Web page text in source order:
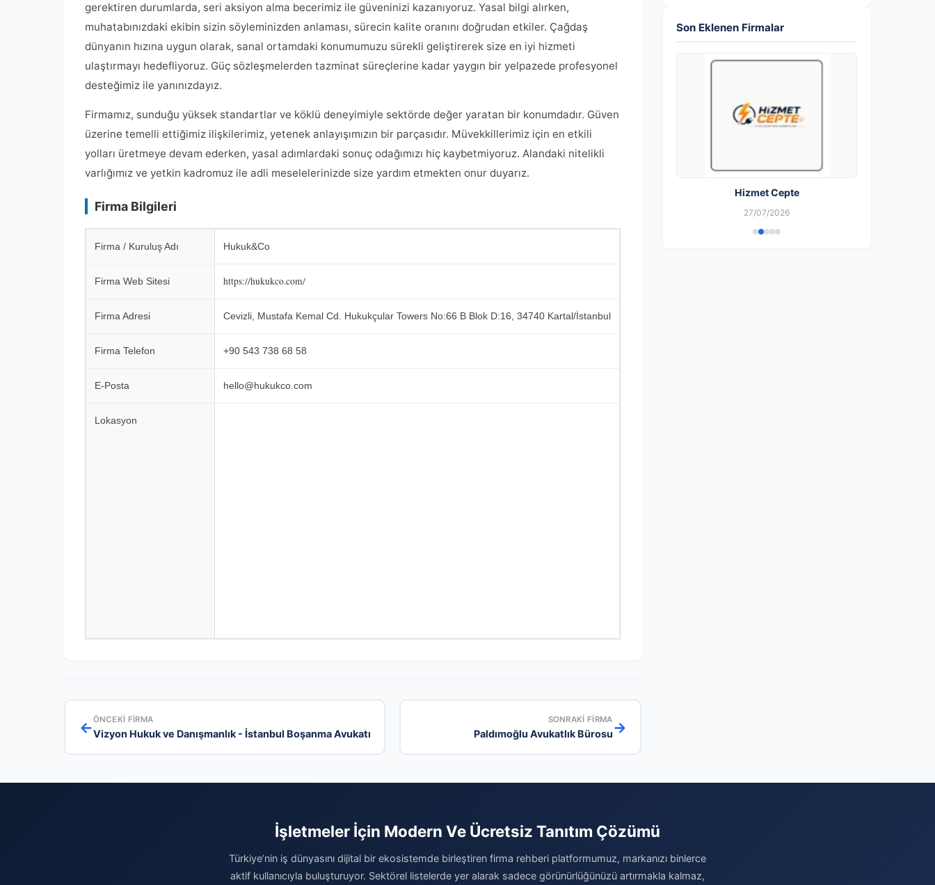
gerektiren durumlarda, seri aksiyon alma becerimiz ile güveninizi kazanıyoruz. Yasal bilgi alırken,
muhatabınızdaki ekibin sizin söyleminizden anlaması, sürecin kalite oranını doğrudan etkiler. Çağdaş
dünyanın hızına uygun olarak, sanal ortamdaki konumumuzu sürekli geliştirerek size en iyi hizmeti
ulaştırmayı hedefliyoruz. Güç sözleşmelerden tazminat süreçlerine kadar yaygın bir yelpazede profesyonel
desteğimiz ile yanınızdayız.
Firmamız, sunduğu yüksek standartlar ve köklü deneyimiyle sektörde değer yaratan bir konumdadır. Güven
üzerine temelli ettiğimiz ilişkilerimiz, yetenek anlayışımızın bir parçasıdır. Müvekkillerimiz için en etkili
yolları üretmeye devam ederken, yasal adımlardaki sonuç odağımızı hiç kaybetmiyoruz. Alandaki nitelikli
varlığımız ve yetkin kadromuz ile adli meselelerinizde size yardım etmekten onur duyarız.
Firma Bilgileri
Firma / Kuruluş Adı Hukuk&Co
Firma Web Sitesi https://hukukco.com/
Firma Adresi Cevizli, Mustafa Kemal Cd. Hukukçular Towers No:66 B Blok D:16, 34740 Kartal/İstanbul
Firma Telefon +90 543 738 68 58
E-Posta hello@hukukco.com
Lokasyon
←ÖNCEKI FIRMA
Vizyon Hukuk ve Danışmanlık - İstanbul Boşanma Avukatı
SONRAKI FIRMA
Paldımoğlu Avukatlık Bürosu→
Son Eklenen Firmalar
Hizmet Cepte
27/07/2026
İşletmeler İçin Modern Ve Ücretsiz Tanıtım Çözümü
Türkiye’nin iş dünyasını dijital bir ekosistemde birleştiren firma rehberi platformumuz, markanızı binlerce
aktif kullanıcıyla buluşturuyor. Sektörel listelerde yer alarak sadece görünürlüğünüzü artırmakla kalmaz,